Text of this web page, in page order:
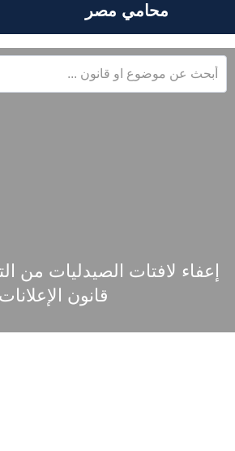
محامي مصر
إعفاء لافتات الصيدليات من
قانون الإعلانات